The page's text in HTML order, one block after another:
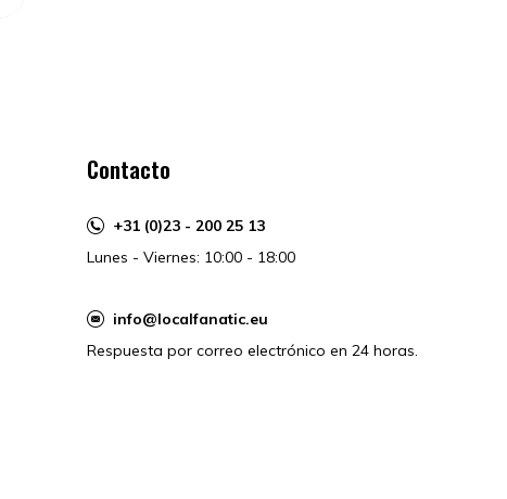
Contacto
+31 (0)23 - 200 25 13
Lunes - Viernes: 10:00 - 18:00
info@localfanatic.eu
Respuesta por correo electrónico en 24 horas.